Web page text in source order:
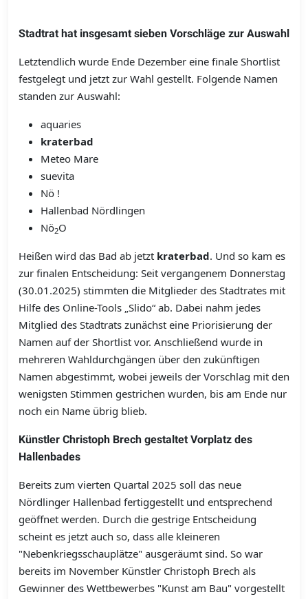
Stadtrat hat insgesamt sieben Vorschläge zur Auswahl
Letztendlich wurde Ende Dezember eine finale Shortlist
festgelegt und jetzt zur Wahl gestellt. Folgende Namen
standen zur Auswahl:
aquaries
kraterbad
Meteo Mare
suevita
Nö !
Hallenbad Nördlingen
Nö2O
Heißen wird das Bad ab jetzt kraterbad. Und so kam es
zur finalen Entscheidung: Seit vergangenem Donnerstag
(30.01.2025) stimmten die Mitglieder des Stadtrates mit
Hilfe des Online-Tools „Slido“ ab. Dabei nahm jedes
Mitglied des Stadtrats zunächst eine Priorisierung der
Namen auf der Shortlist vor. Anschließend wurde in
mehreren Wahldurchgängen über den zukünftigen
Namen abgestimmt, wobei jeweils der Vorschlag mit den
wenigsten Stimmen gestrichen wurden, bis am Ende nur
noch ein Name übrig blieb.
Künstler Christoph Brech gestaltet Vorplatz des
Hallenbades
Bereits zum vierten Quartal 2025 soll das neue
Nördlinger Hallenbad fertiggestellt und entsprechend
geöffnet werden. Durch die gestrige Entscheidung
scheint es jetzt auch so, dass alle kleineren
"Nebenkriegsschauplätze" ausgeräumt sind. So war
bereits im November Künstler Christoph Brech als
Gewinner des Wettbewerbes "Kunst am Bau" vorgestellt